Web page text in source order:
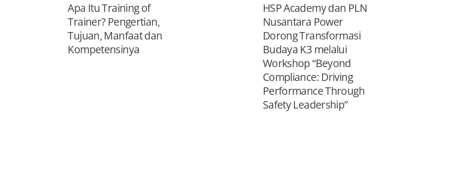
Apa Itu Training of
Trainer? Pengertian,
Tujuan, Manfaat dan
Kompetensinya
HSP Academy dan PLN
Nusantara Power
Dorong Transformasi
Budaya K3 melalui
Workshop “Beyond
Compliance: Driving
Performance Through
Safety Leadership”